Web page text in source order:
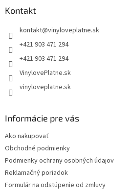
Kontakt
kontakt@vinyloveplatne.sk
+421 903 471 294
+421 903 471 294
VinylovePlatne.sk
vinyloveplatne.sk
Informácie pre vás
Ako nakupovať
Obchodné podmienky
Podmienky ochrany osobných údajov
Reklamačný poriadok
Formulár na odstúpenie od zmluvy